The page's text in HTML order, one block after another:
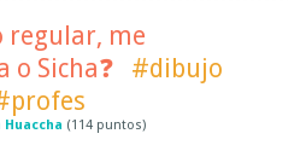
regular, me
Sicha❓
#dibujo
(114 puntos)